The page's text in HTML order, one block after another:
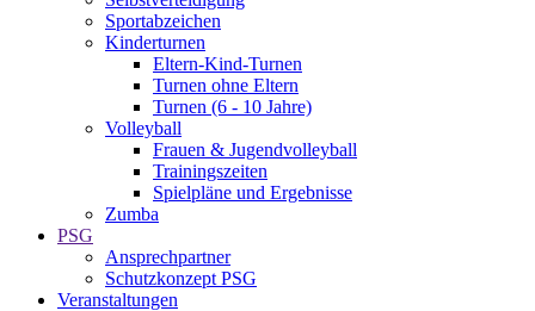
Sportabzeichen
Kinderturnen
Eltern-Kind-Turnen
Turnen ohne Eltern
Turnen (6 - 10 Jahre)
Volleyball
Frauen & Jugendvolleyball
Trainingszeiten
Spielpläne und Ergebnisse
Zumba
PSG
Ansprechpartner
Schutzkonzept PSG
Veranstaltungen